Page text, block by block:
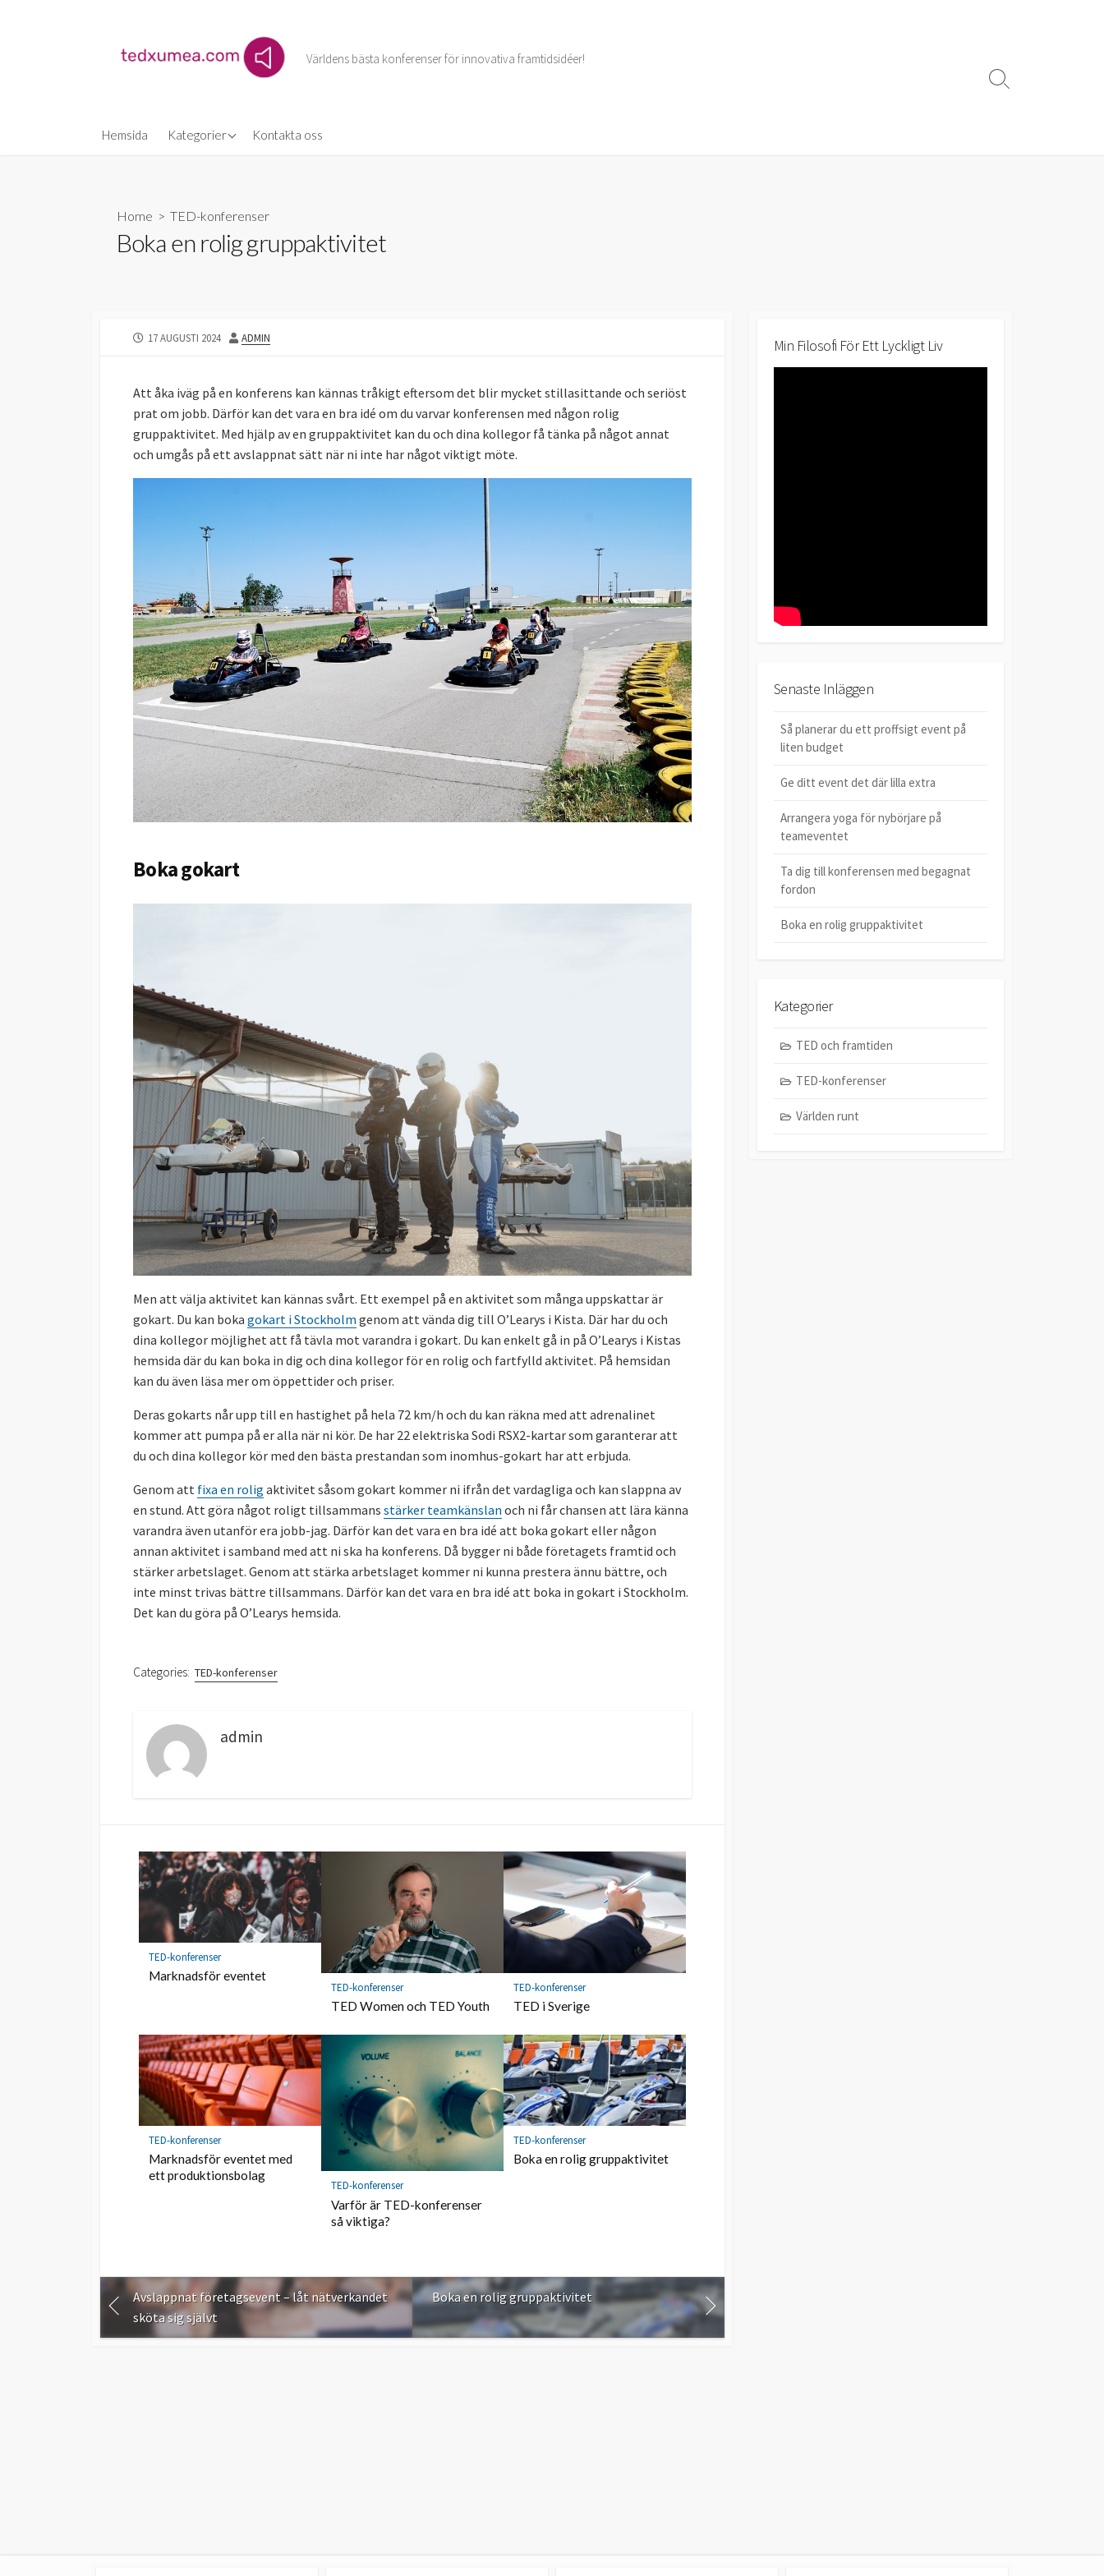
Världens bästa konferenser för innovativa framtidsidéer!
Hemsida Kategorier
TED och framtidenKontakta oss
Search
Home > TED-konferenser
Boka en rolig gruppaktivitet
PUBLISHED
17 AUGUSTI 2024 AUTHOR
ADMIN
Att åka iväg på en konferens kan kännas tråkigt eftersom det blir mycket stillasittande och seriöst
prat om jobb. Därför kan det vara en bra idé om du varvar konferensen med någon rolig
gruppaktivitet. Med hjälp av en gruppaktivitet kan du och dina kollegor få tänka på något annat
och umgås på ett avslappnat sätt när ni inte har något viktigt möte.
Boka gokart
Men att välja aktivitet kan kännas svårt. Ett exempel på en aktivitet som många uppskattar är
gokart. Du kan boka gokart i Stockholm genom att vända dig till O’Learys i Kista. Där har du och
dina kollegor möjlighet att få tävla mot varandra i gokart. Du kan enkelt gå in på O’Learys i Kistas
hemsida där du kan boka in dig och dina kollegor för en rolig och fartfylld aktivitet. På hemsidan
kan du även läsa mer om öppettider och priser.
Deras gokarts når upp till en hastighet på hela 72 km/h och du kan räkna med att adrenalinet
kommer att pumpa på er alla när ni kör. De har 22 elektriska Sodi RSX2-kartar som garanterar att
du och dina kollegor kör med den bästa prestandan som inomhus-gokart har att erbjuda.
Genom att fixa en rolig aktivitet såsom gokart kommer ni ifrån det vardagliga och kan slappna av
en stund. Att göra något roligt tillsammans stärker teamkänslan och ni får chansen att lära känna
varandra även utanför era jobb-jag. Därför kan det vara en bra idé att boka gokart eller någon
annan aktivitet i samband med att ni ska ha konferens. Då bygger ni både företagets framtid och
stärker arbetslaget. Genom att stärka arbetslaget kommer ni kunna prestera ännu bättre, och
inte minst trivas bättre tillsammans. Därför kan det vara en bra idé att boka in gokart i Stockholm.
Det kan du göra på O’Learys hemsida.
Categories: TED-konferenser
admin
TED-konferenser
Marknadsför eventet
TED-konferenser
TED Women och TED Youth
TED-konferenser
TED i Sverige
TED-konferenser
Marknadsför eventet med
ett produktionsbolag
TED-konferenser
Varför är TED-konferenser
så viktiga?
TED-konferenser
Boka en rolig gruppaktivitet
Avslappnat företagsevent – låt nätverkandet
sköta sig självt
Boka en rolig gruppaktivitet
Min Filosofi För Ett Lyckligt Liv
Senaste Inläggen
Så planerar du ett proffsigt event på
liten budget
Ge ditt event det där lilla extra
Arrangera yoga för nybörjare på
teameventet
Ta dig till konferensen med begagnat
fordon
Boka en rolig gruppaktivitet
Kategorier
TED och framtiden
TED-konferenser
Världen runt